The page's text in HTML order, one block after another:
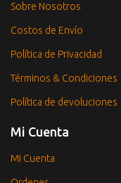
Sobre Nosotros
Costos de Envío
Política de Privacidad
Términos & Condiciones
Política de devoluciones
Mi Cuenta
Mi Cuenta